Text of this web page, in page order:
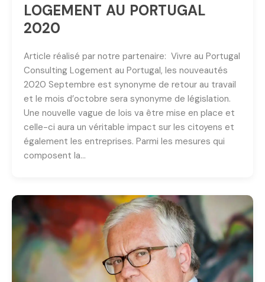
LOGEMENT AU PORTUGAL
2020
Article réalisé par notre partenaire: Vivre au Portugal
Consulting Logement au Portugal, les nouveautés
2020 Septembre est synonyme de retour au travail
et le mois d’octobre sera synonyme de législation.
Une nouvelle vague de lois va être mise en place et
celle-ci aura un véritable impact sur les citoyens et
également les entreprises. Parmi les mesures qui
composent la…